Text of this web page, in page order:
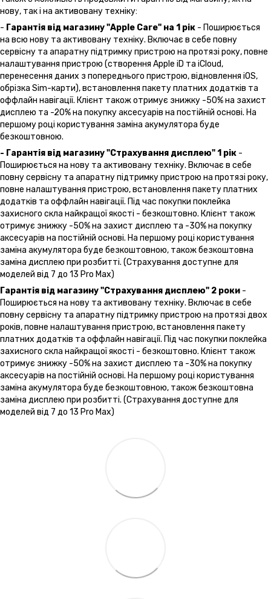
нову, так і на активовану техніку:
- Гарантія від магазину "Apple Care" на 1 рік - Поширюється
на всю нову та активовану техніку. Включає в себе повну
сервісну та апаратну підтримку пристрою на протязі року, повне
налаштування пристрою (створення Apple iD та iCloud,
перенесення даних з попереднього пристрою, відновлення іOS,
обрізка Sim-карти), встановлення пакету платних додатків та
оффлайн навігації. Клієнт також отримує знижку -50% на захист
дисплею та -20% на покупку аксесуарів на постійній основі. На
першому році користування заміна акумулятора буде
безкоштовною.
- Гарантія від магазину "Страхування дисплею" 1 рік -
Поширюється на нову та активовану техніку. Включає в себе
повну сервісну та апаратну підтримку пристрою на протязі року,
повне налаштування пристрою, встановлення пакету платних
додатків та оффлайн навігації. Під час покупки поклейка
захисного скла найкращої якості - безкоштовно. Клієнт також
отримує знижку -50% на захист дисплею та -30% на покупку
аксесуарів на постійній основі. На першому році користування
заміна акумулятора буде безкоштовною, також безкоштовна
заміна дисплею при розбитті. (Страхування доступне для
моделей від 7 до 13 Pro Max)
Гарантія від магазину "Страхування дисплею" 2 роки -
Поширюється на нову та активовану техніку. Включає в себе
повну сервісну та апаратну підтримку пристрою на протязі двох
років, повне налаштування пристрою, встановлення пакету
платних додатків та оффлайн навігації. Під час покупки поклейка
захисного скла найкращої якості - безкоштовно. Клієнт також
отримує знижку -50% на захист дисплею та -30% на покупку
аксесуарів на постійній основі. На першому році користування
заміна акумулятора буде безкоштовною, також безкоштовна
заміна дисплею при розбитті. (Страхування доступне для
моделей від 7 до 13 Pro Max)